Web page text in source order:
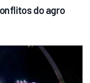
do agro